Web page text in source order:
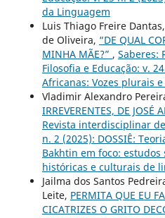
da Linguagem
Luis Thiago Freire
de Oliveira, “DE QUAL
MINHA MÃE?” , Saberes:
Filosofia e Educação: v.
Africanas: Vozes plurais
Vladimir Alexandro
IRREVERENTES, DE JOSÉ
Revista interdisciplinar
n. 2 (2025): DOSSIÊ:
Bakhtin em foco:
históricas e culturais de
Jailma dos Santos
Leite, PERMITA QUE EU
CICATRIZES O GRITO